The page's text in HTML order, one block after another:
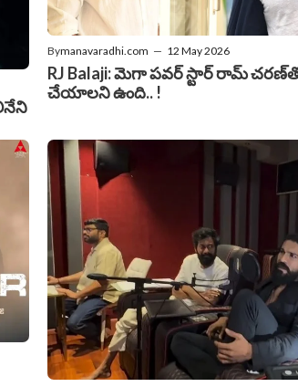
Bymanavaradhi.com — 12 May 2026
RJ Balaji: మెగా పవర్ స్టార్ రామ్
చేయాలని ఉంది.. !